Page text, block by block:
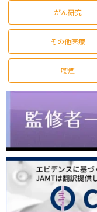
がん研究
その他医療
喫煙